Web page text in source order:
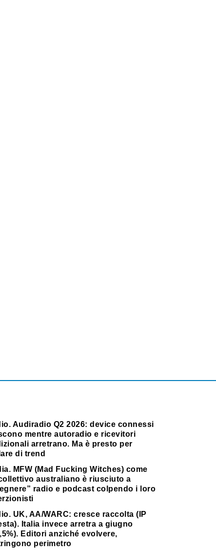
Audiradio Q2 2026: device connessi
mentre autoradio e ricevitori
arretrano. Ma è presto per
di trend
MFW (Mad Fucking Witches) come
australiano è riusciuto a
radio e podcast colpendo i loro
UK, AA/WARC: cresce raccolta (IP
Italia invece arretra a giugno
Editori anziché evolvere,
perimetro